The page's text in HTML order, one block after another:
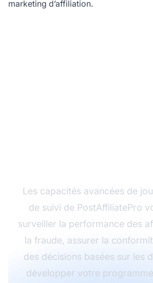
marketing d’affiliation.
Les capacités avancées de
de suivi de PostAffiliatePro
surveiller la performance des
la fraude, assurer la
des décisions basées sur les
développer votre